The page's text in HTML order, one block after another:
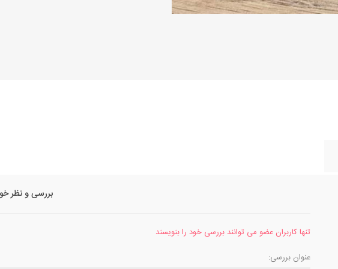
بررسی و نظر
تنها کاربران عضو می توانند بررسی خود را بنویسند
عنوان بررسی: